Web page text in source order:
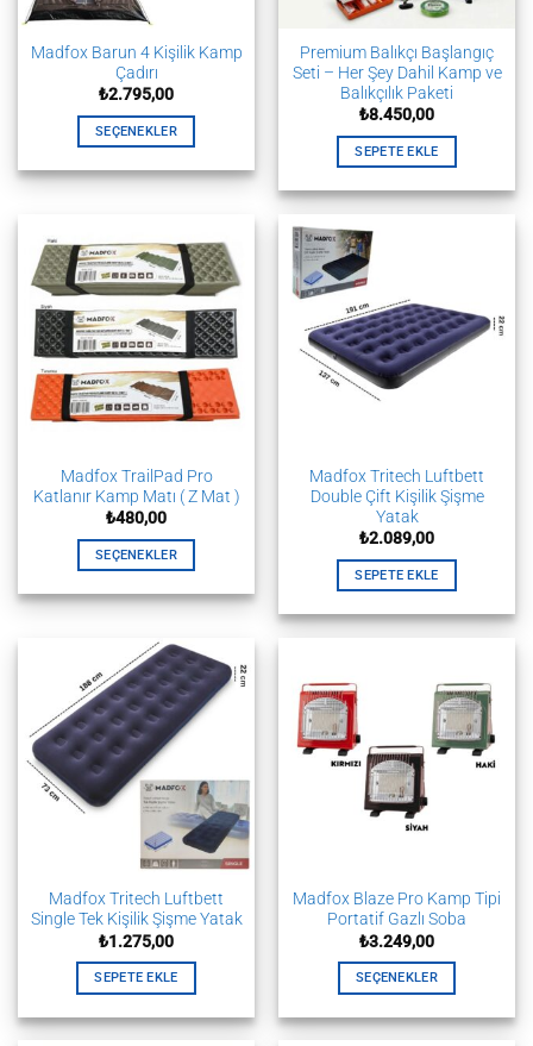
Madfox Barun 4 Kişilik Kamp
Çadırı
₺2.795,00
SEÇENEKLER
ürünün
varyasyonu
var.
Seçenekler
ürün
sayfasından
seçilebilir
Premium Balıkçı Başlangıç
Seti – Her Şey Dahil Kamp ve
Balıkçılık Paketi
₺8.450,00
SEPETE EKLE
Madfox TrailPad Pro
Katlanır Kamp Matı ( Z Mat )
₺480,00
SEÇENEKLER
ürünün
fazla
varyasyonu
var.
Seçenekler
ürün
sayfasından
seçilebilir
Madfox Tritech Luftbett
Double Çift Kişilik Şişme
Yatak
₺2.089,00
SEPETE EKLE
Madfox Tritech Luftbett
Single Tek Kişilik Şişme Yatak
₺1.275,00
SEPETE EKLE
Madfox Blaze Pro Kamp Tipi
Portatif Gazlı Soba
₺3.249,00
SEÇENEKLER
ürünün